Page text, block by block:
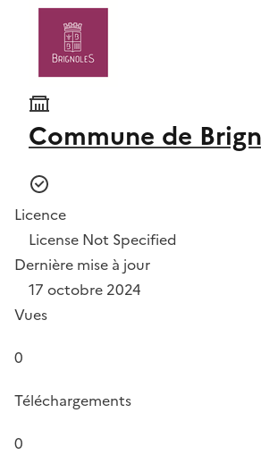
Commune de
Licence
License Not Specified
Dernière mise à jour
17 octobre 2024
Vues
0
Téléchargements
0